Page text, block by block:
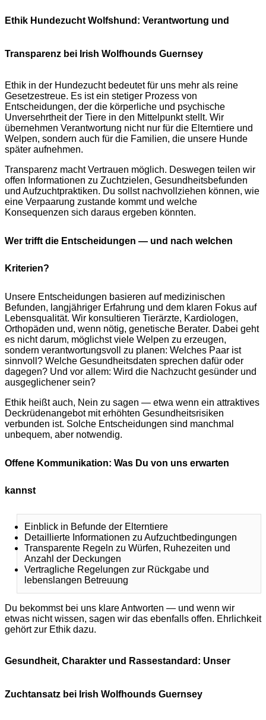
Ethik Hundezucht Wolfshund: Verantwortung und
Transparenz bei Irish Wolfhounds Guernsey
Ethik in der Hundezucht bedeutet für uns mehr als reine
Gesetzestreue. Es ist ein stetiger Prozess von
Entscheidungen, der die körperliche und psychische
Unversehrtheit der Tiere in den Mittelpunkt stellt. Wir
übernehmen Verantwortung nicht nur für die Elterntiere und
Welpen, sondern auch für die Familien, die unsere Hunde
später aufnehmen.
Transparenz macht Vertrauen möglich. Deswegen teilen wir
offen Informationen zu Zuchtzielen, Gesundheitsbefunden
und Aufzuchtpraktiken. Du sollst nachvollziehen können, wie
eine Verpaarung zustande kommt und welche
Konsequenzen sich daraus ergeben könnten.
Wer trifft die Entscheidungen — und nach welchen
Kriterien?
Unsere Entscheidungen basieren auf medizinischen
Befunden, langjähriger Erfahrung und dem klaren Fokus auf
Lebensqualität. Wir konsultieren Tierärzte, Kardiologen,
Orthopäden und, wenn nötig, genetische Berater. Dabei geht
es nicht darum, möglichst viele Welpen zu erzeugen,
sondern verantwortungsvoll zu planen: Welches Paar ist
sinnvoll? Welche Gesundheitsdaten sprechen dafür oder
dagegen? Und vor allem: Wird die Nachzucht gesünder und
ausgeglichener sein?
Ethik heißt auch, Nein zu sagen — etwa wenn ein attraktives
Deckrüdenangebot mit erhöhten Gesundheitsrisiken
verbunden ist. Solche Entscheidungen sind manchmal
unbequem, aber notwendig.
Offene Kommunikation: Was Du von uns erwarten
kannst
Einblick in Befunde der Elterntiere
Detaillierte Informationen zu Aufzuchtbedingungen
Transparente Regeln zu Würfen, Ruhezeiten und
Anzahl der Deckungen
Vertragliche Regelungen zur Rückgabe und
lebenslangen Betreuung
Du bekommst bei uns klare Antworten — und wenn wir
etwas nicht wissen, sagen wir das ebenfalls offen. Ehrlichkeit
gehört zur Ethik dazu.
Gesundheit, Charakter und Rassestandard: Unser
Zuchtansatz bei Irish Wolfhounds Guernsey